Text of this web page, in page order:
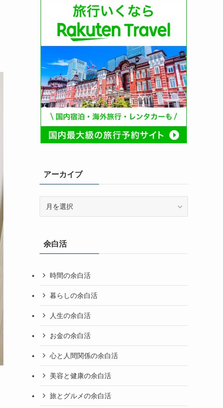
アーカイブ
ブ余白活
時間の余白活
暮らしの余白活
人生の余白活
お金の余白活
心と人間関係の余白活
美容と健康の余白活
旅とグルメの余白活